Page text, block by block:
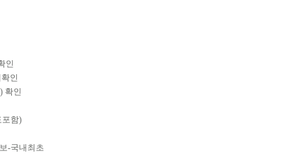
인
인
확인
포함)
-국내최초